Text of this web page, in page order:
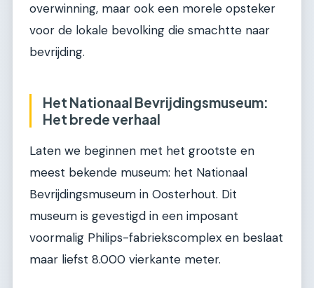
overwinning, maar ook een morele opsteker
voor de lokale bevolking die smachtte naar
bevrijding.
Het Nationaal Bevrijdingsmuseum:
Het brede verhaal
Laten we beginnen met het grootste en
meest bekende museum: het Nationaal
Bevrijdingsmuseum in Oosterhout. Dit
museum is gevestigd in een imposant
voormalig Philips-fabriekscomplex en beslaat
maar liefst 8.000 vierkante meter.